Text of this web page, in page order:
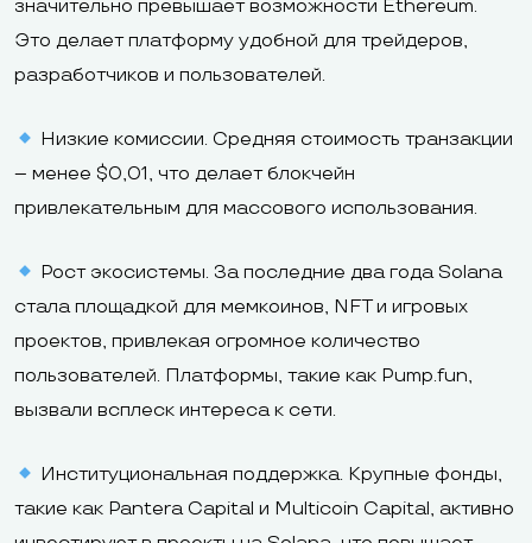
значительно превышает возможности Ethereum.
Это делает платформу удобной для трейдеров,
разработчиков и пользователей.
Низкие комиссии. Средняя стоимость транзакции
– менее $0,01, что делает блокчейн
привлекательным для массового использования.
Рост экосистемы. За последние два года Solana
стала площадкой для мемкоинов, NFT и игровых
проектов, привлекая огромное количество
пользователей. Платформы, такие как Pump.fun,
вызвали всплеск интереса к сети.
Институциональная поддержка. Крупные фонды,
такие как Pantera Capital и Multicoin Capital, активно